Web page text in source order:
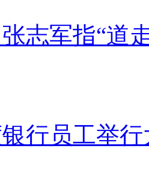
检总被医生警
看到了下面的新
轻人易患高血
通过三年研究
，工资较低的人
这群人患高血压
志军指“道
行员工举